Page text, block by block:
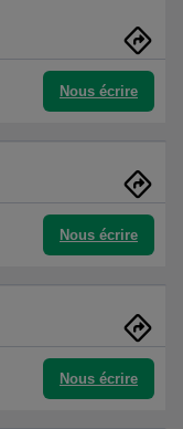
Nous écrire
Nous écrire
Nous écrire